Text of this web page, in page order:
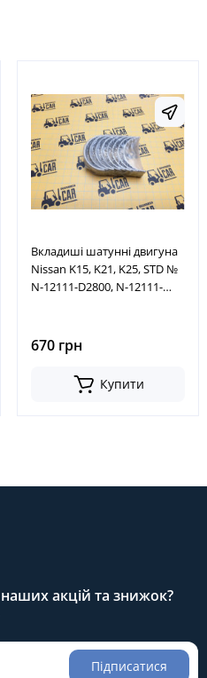
Вкладиші шатунні двигуна
Nissan K15, K21, K25, STD №
N-12111-D2800, N-12111-
670 грн
Купити
наших акцій та знижок?
Підписатися